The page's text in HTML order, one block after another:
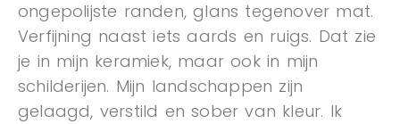
ongepolijste randen, glans tegenover mat.
Verfijning naast iets aards en ruigs. Dat zie
je in mijn keramiek, maar ook in mijn
schilderijen. Mijn landschappen zijn
gelaagd, verstild en sober van kleur. Ik